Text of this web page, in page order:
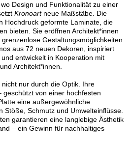
Design und Funktionalität zu einer
Kronoartneue Maßstäbe. Die
Hochdruck geformte Laminate, die
bieten. Sie eröffnen Architekt*innen
Gestaltungsmöglichkeiten
aus 72 neuen Dekoren, inspiriert
entwickelt in Kooperation mit
Architekt*innen.
nur durch die Optik. Ihre
geschützt von einer hochfesten
eine außergewöhnliche
Stöße, Schmutz und Umwelteinflüsse.
garantieren eine langlebige Ästhetik
– ein Gewinn für nachhaltiges